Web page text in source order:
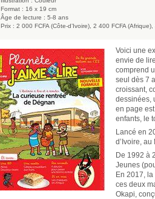
Format : 16 x 19 cm
Âge de lecture : 5-8 ans
Prix : 2 000 FCFA (Côte-d’Ivoire), 2 400 FCFA
Voici une
envie de
comprend
seul dès 7
croissant,
dessinées,
en page
enfants, le
Lancé en
d’Ivoire, au
De 1992 à
Jeunes
En 2017, la
ces deux
Okapi,